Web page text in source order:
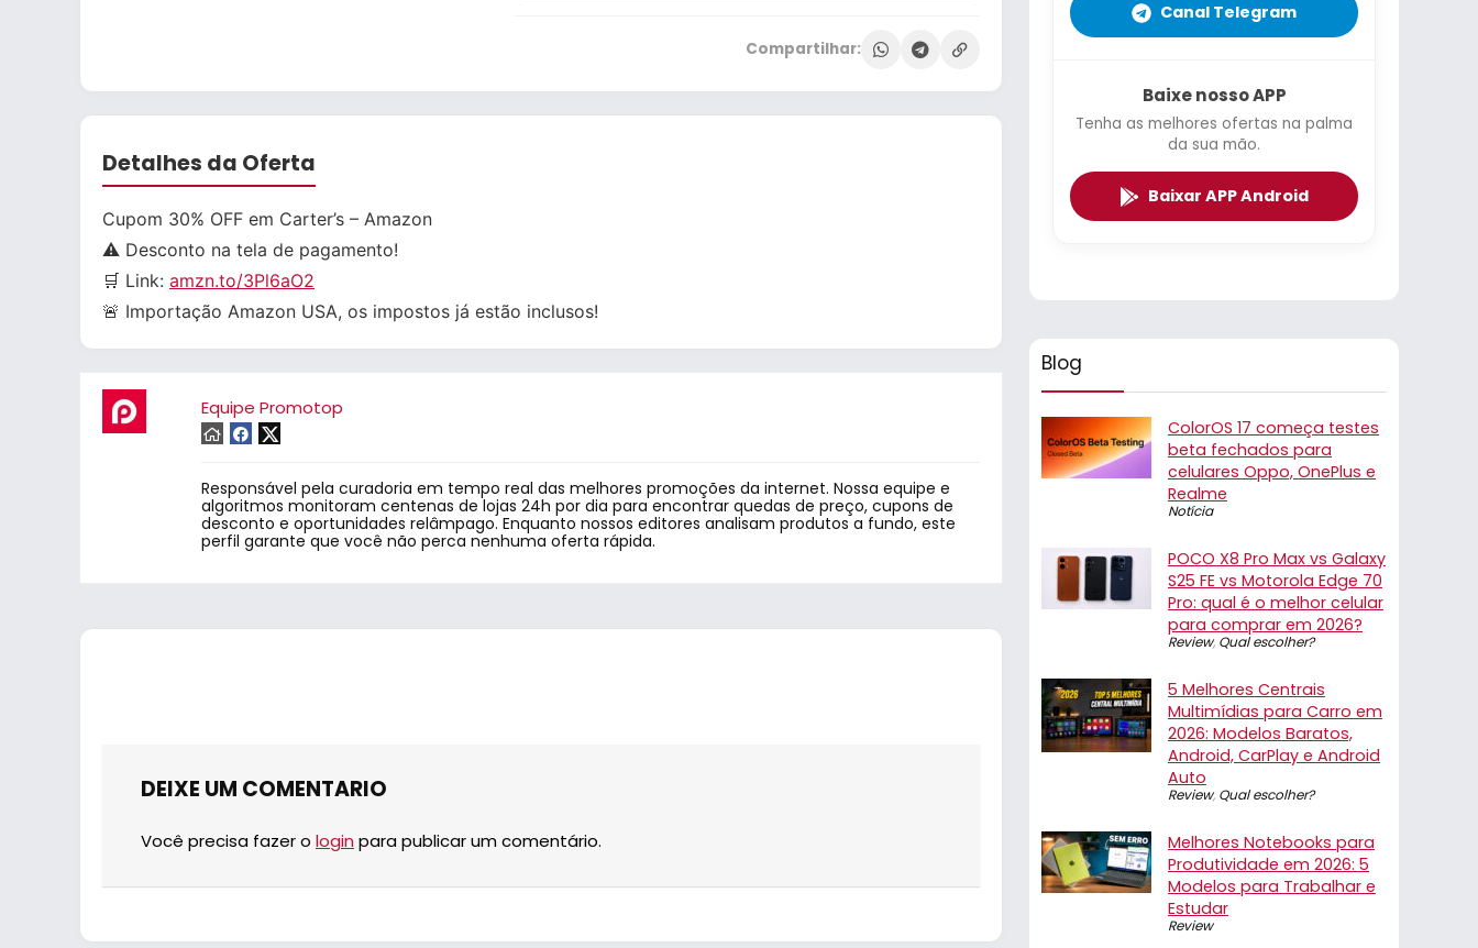
Compartilhar:
Detalhes da Oferta
Cupom 30% OFF em Carter’s – Amazon
⚠️ Desconto na tela de pagamento!
🛒 Link: amzn.to/3Pl6aO2
🚨 Importação Amazon USA, os impostos já estão inclusos!
Equipe Promotop
Responsável pela curadoria em tempo real das melhores promoções da internet. Nossa equipe e
algoritmos monitoram centenas de lojas 24h por dia para encontrar quedas de preço, cupons de
desconto e oportunidades relâmpago. Enquanto nossos editores analisam produtos a fundo, este
perfil garante que você não perca nenhuma oferta rápida.
DEIXE UM COMENTARIO
Você precisa fazer o login para publicar um comentário.
Canal Telegram
Baixe nosso APP
Tenha as melhores ofertas na palma
da sua mão.
Baixar APP Android
Blog
ColorOS 17 começa testes
beta fechados para
celulares Oppo, OnePlus e
Realme
Notícia
POCO X8 Pro Max vs Galaxy
S25 FE vs Motorola Edge 70
Pro: qual é o melhor celular
para comprar em 2026?
Review, Qual escolher?
5 Melhores Centrais
Multimídias para Carro em
2026: Modelos Baratos,
Android, CarPlay e Android
Auto
Review, Qual escolher?
Melhores Notebooks para
Produtividade em 2026: 5
Modelos para Trabalhar e
Estudar
Review